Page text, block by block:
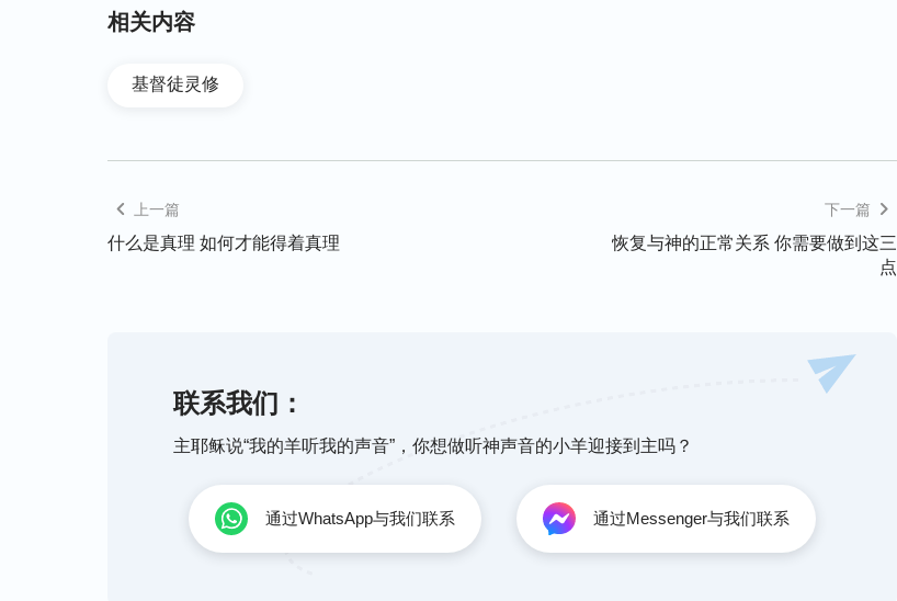
净我们的败坏性情，这才是真实地与神相交，这样与神祷告才能达到好的果效。
三、告别无理智要求神的祷告，为站住见证满足神祷告
姊妹临到患难试炼的时候，只是祈求神挪去这些痛苦，想得到神赐给的平安祝福。比如：有
的人劳苦作工，甚至撇下婚姻、工作来事奉神，可当临到痛苦的疾病时，就每天向神祷告求
神给医治，当神没有满足他时，就对神灰心失望了，因此活在消极埋怨中，甚至不想为神花
意满足你，愿意受尽最后苦来满足你的心，不管遭遇多大挫折，我也得满足你，豁出性命我
也得满足你！’你有这个心志，这样一祷告，你就能站住见证了。
我们的肉体，对神不能有丝毫的交易心理，也没有奢侈欲望，只求能尽好受造之物的本分，
站住见证满足神。无论我们向神祷告什么，不应该强行要求神按着我们的意愿满足我们，应
相关内容
基督徒灵修
上一篇
什么是真理 如何才能得着真理
下一篇
恢复与神的正常关系 你需要做到这三
点
联系我们：
主耶稣说“我的羊听我的声音”，你想做听神声音的小羊迎接到主吗？
通过WhatsApp与我们联系 通过Messenger与我们联系